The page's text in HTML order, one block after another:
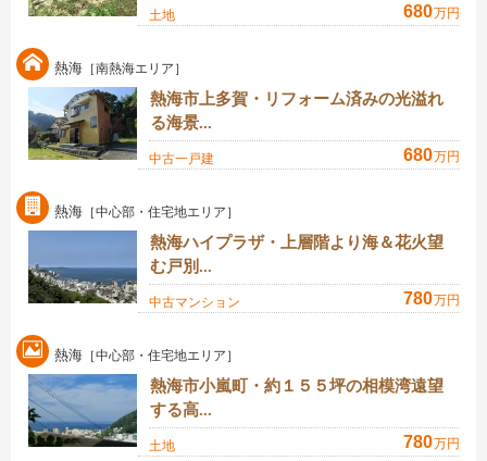
土地 680万円
熱海 ［南熱海エリア］
熱海市上多賀・リフォーム済みの光溢れ
る海景...
中古一戸建 680万円
熱海 ［中心部・住宅地エリア］
熱海ハイプラザ・上層階より海＆花火望
む戸別...
中古マンション 780万円
熱海 ［中心部・住宅地エリア］
熱海市小嵐町・約１５５坪の相模湾遠望
する高...
土地 780万円